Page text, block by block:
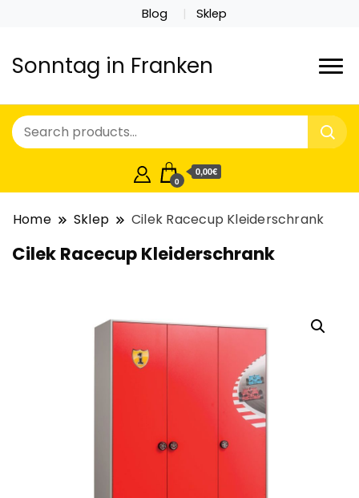
Blog Sklep
Sonntag in Franken
0
0,00€
Home Sklep Cilek Racecup Kleiderschrank
Cilek Racecup Kleiderschrank